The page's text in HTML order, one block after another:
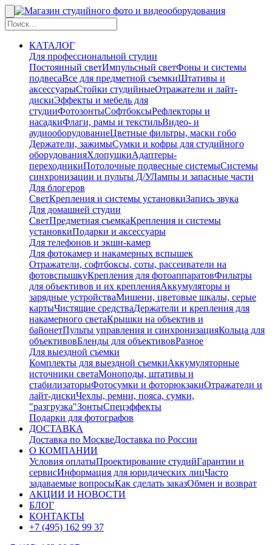
КАТАЛОГ
Для профессиональной студии
Постоянный светИмпульсный светФоны и системы
подвесаВсе для предметной съемкиШтативы и
аксессуарыСтойки студийныеОтражатели и лайт-
дискиЭффекты и мебель для
студииФотозонтыСофтбоксыРефлекторы и
насадкиФлаги, рамы и текстильВидео- и
аудиооборудованиеЦветные фильтры, маски гобо
Держатели, зажимыСумки и кофры для студийного
оборудованияХлопушкиАдаптеры-
переходникиПотолочные подвесные системыСистемы
синхронизации и пульты Д/УЛампы и запасные части
Для блогеров
СветКрепления и системы установкиЗапись звука
Для домашней студии
СветПредметная съемкаКрепления и системы
установкиПодарки и аксессуары
Для телефонов и экшн-камер
Для фотокамер и накамерных вспышек
Отражатели, софтбоксы, соты, рассеиватели на
фотовспышкуКрепления для фотоаппаратовФильтры
для объективов и их крепленияАккумуляторы и
зарядные устройстваМишени, цветовые шкалы, серые
картыЧистящие средстваДержатели и крепления для
накамерного светаКрышки на объектив и
байонетПульты управления и синхронизацияКольца для
объективовБленды для объективовРазное
Для выездной съемки
Комплекты для выездной съемкиАккумуляторные
источники светаМоноподы, штативы и
стабилизаторыФотосумки и фоторюкзакиОтражатели и
лайт-дискиЧехлы, ремни, пояса, сумки,
"разгрузка"ЗонтыСпецэффекты
Подарки для фотографов
ДОСТАВКА
Доставка по МосквеДоставка по России
О КОМПАНИИ
Условия оплатыПроектирование студийГарантии и
сервисИнформация для юридических лицЧасто
задаваемые вопросыКак сделать заказОбмен и возврат
АКЦИИ И НОВОСТИ
БЛОГ
КОНТАКТЫ
+7 (495) 162 99 37